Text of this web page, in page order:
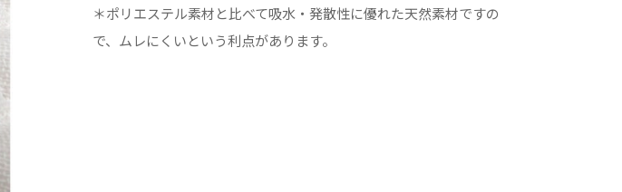
＊ポリエステル素材と比べて吸水・発散性に優れた天然素材ですの
で、ムレにくいという利点があります。